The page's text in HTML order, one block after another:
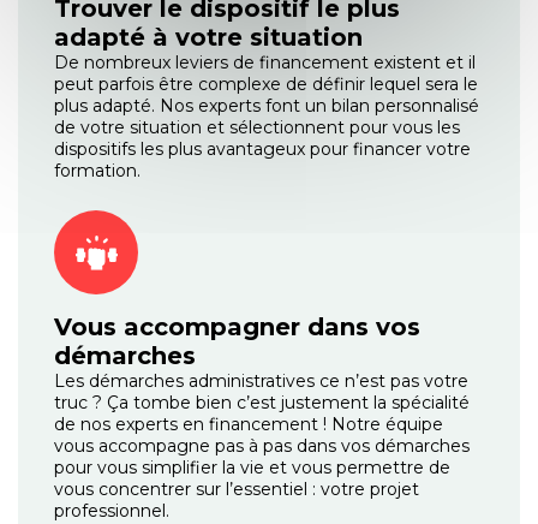
Trouver le dispositif le plus
adapté à votre situation
De nombreux leviers de financement existent et il
peut parfois être complexe de définir lequel sera le
plus adapté. Nos experts font un bilan personnalisé
de votre situation et sélectionnent pour vous les
dispositifs les plus avantageux pour financer votre
formation.
Vous accompagner dans vos
démarches
Les démarches administratives ce n’est pas votre
truc ? Ça tombe bien c’est justement la spécialité
de nos experts en financement ! Notre équipe
vous accompagne pas à pas dans vos démarches
pour vous simplifier la vie et vous permettre de
vous concentrer sur l’essentiel : votre projet
professionnel.